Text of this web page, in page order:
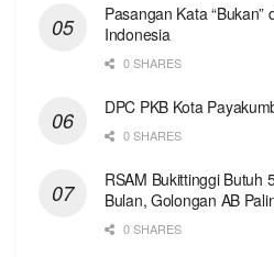
Pasangan Kata “Bukan”
Indonesia
0 SHARES
DPC PKB Kota
0 SHARES
RSAM Bukittinggi Butuh
Bulan, Golongan AB
0 SHARES